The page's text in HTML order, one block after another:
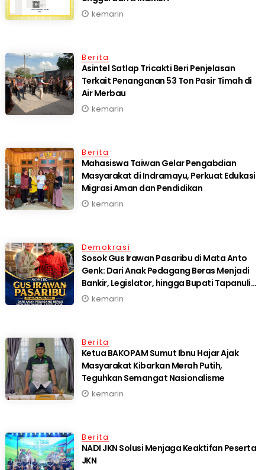
kemarin
Berita
Asintel Satlap Tricakti Beri Penjelasan
Terkait Penanganan 53 Ton Pasir Timah di
Air Merbau
kemarin
Berita
Mahasiswa Taiwan Gelar Pengabdian
Masyarakat di Indramayu, Perkuat Edukasi
Migrasi Aman dan Pendidikan
kemarin
Demokrasi
Sosok Gus Irawan Pasaribu di Mata Anto
Genk: Dari Anak Pedagang Beras Menjadi
Bankir, Legislator, hingga Bupati Tapanuli
Selatan
kemarin
Berita
Ketua BAKOPAM Sumut Ibnu Hajar Ajak
Masyarakat Kibarkan Merah Putih,
Teguhkan Semangat Nasionalisme
kemarin
Berita
NADI JKN Solusi Menjaga Keaktifan Peserta
JKN